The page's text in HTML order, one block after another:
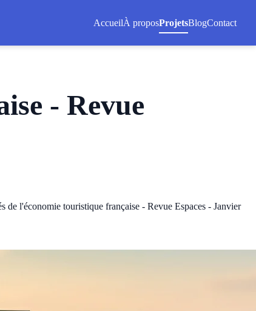
AccueilÀ proposProjetsBlogContact
- Revue
de l'économie touristique française - Revue Espaces - Janvier